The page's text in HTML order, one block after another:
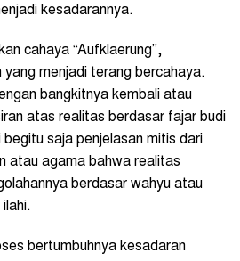
kesadarannya.
cahaya “Aufklaerung”,
yang menjadi terang bercahaya.
bangkitnya kembali atau
atas realitas berdasar fajar budi
saja penjelasan mitis dari
atau agama bahwa realitas
berdasar wahyu atau
bertumbuhnya kesadaran